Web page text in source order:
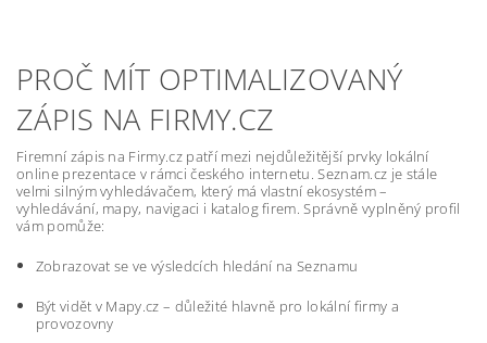
PROČ MÍT OPTIMALIZOVANÝ
ZÁPIS NA FIRMY.CZ
Firemní zápis na Firmy.cz patří mezi nejdůležitější prvky lokální
online prezentace v rámci českého internetu. Seznam.cz je stále
velmi silným vyhledávačem, který má vlastní ekosystém –
vyhledávání, mapy, navigaci i katalog firem. Správně vyplněný profil
vám pomůže:
Zobrazovat se ve výsledcích hledání na Seznamu
Být vidět v Mapy.cz – důležité hlavně pro lokální firmy a
provozovny